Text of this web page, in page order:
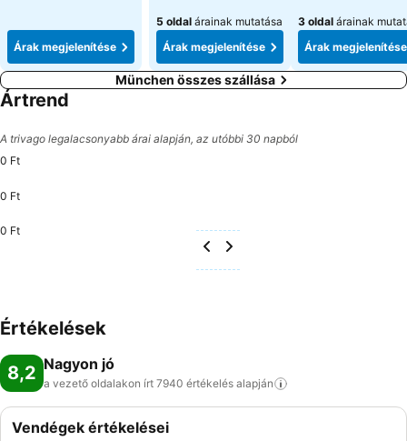
Árak megjelenítése
5 oldal árainak mutatása
Árak megjelenítése
3 oldal árainak
Árak megjelenítése
München összes szállása
Ártrend
A trivago legalacsonyabb árai alapján, az utóbbi 30 napból
0 Ft
0 Ft
0 Ft
Értékelések
8,2 Nagyon jó
a vezető oldalakon írt 7940 értékelés alapján
Vendégek értékelései